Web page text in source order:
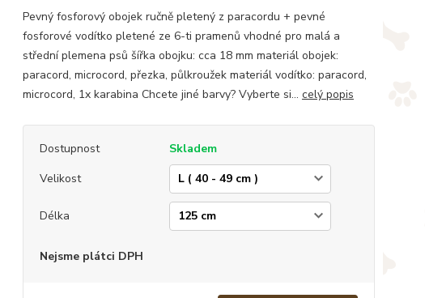
Pevný fosforový obojek ručně pletený z paracordu + pevné
fosforové vodítko pletené ze 6-ti pramenů vhodné pro malá a
střední plemena psů šířka obojku: cca 18 mm materiál obojek:
paracord, microcord, přezka, půlkroužek materiál vodítko: paracord,
microcord, 1x karabina Chcete jiné barvy? Vyberte si... celý popis
Dostupnost
Skladem
Velikost
Délka
Nejsme plátci DPH